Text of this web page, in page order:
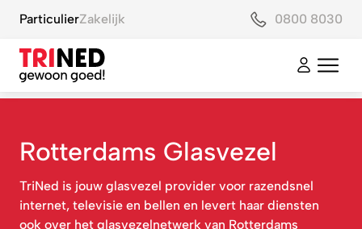
ParticulierZakelijk 0800 8030
Rotterdams Glasvezel
TriNed is jouw glasvezel provider voor razendsnel
internet, televisie en bellen en levert haar diensten
ook over het glasvezelnetwerk van Rotterdams